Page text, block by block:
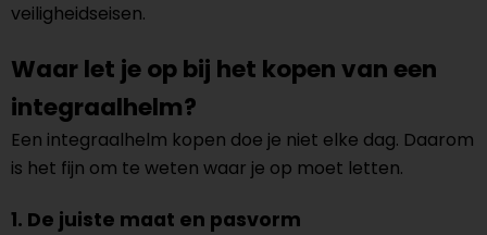
veiligheidseisen.
Waar let je op bij het kopen van een
integraalhelm?
Een integraalhelm kopen doe je niet elke dag. Daarom
is het fijn om te weten waar je op moet letten.
1. De juiste maat en pasvorm